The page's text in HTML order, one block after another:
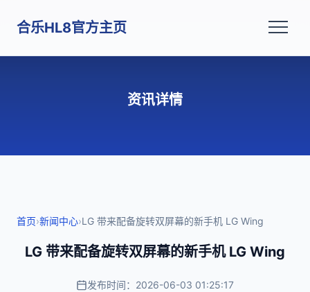
合乐HL8官方主页
资讯详情
首页›新闻中心›LG 带来配备旋转双屏幕的新手机 LG Wing
LG 带来配备旋转双屏幕的新手机 LG Wing
发布时间：2026-06-03 01:25:17